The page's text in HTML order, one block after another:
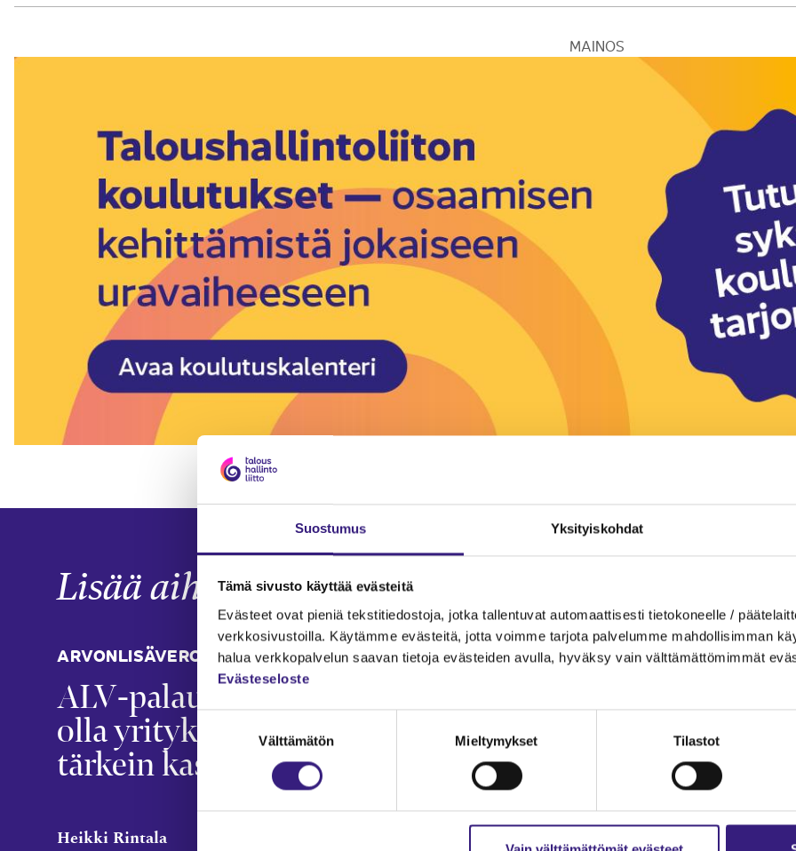
Suostumus Yksityiskohdat
Tämä sivusto käyttää evästeitä
Evästeet ovat pieniä tekstitiedostoja, jotka tallentuvat automaattisesti tietokoneelle /
verkkosivustoilla. Käytämme evästeitä, jotta voimme tarjota palvelumme mahdollisimman
halua verkkopalvelun saavan tietoja evästeiden avulla, hyväksy vain välttämättömimmät
Evästeseloste
valinta
Välttämätön Mieltymykset Tilastot
MAINOS
Lisää aiheesta
ARVONLISÄVERO
ALV-palautus voi
olla yrityksen
tärkein kassavirta
Heikki Rintala
KIINTEISTÖT
liittymismaksut
RAKENTAMINEN
et